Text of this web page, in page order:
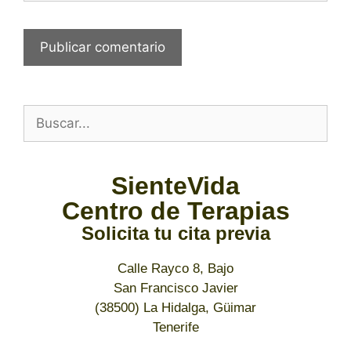
SienteVida
Centro de Terapias
Solicita tu cita previa
Calle Rayco 8, Bajo
San Francisco Javier
(38500) La Hidalga, Güimar
Tenerife